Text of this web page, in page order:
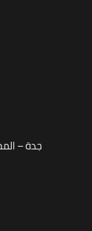
جدة –